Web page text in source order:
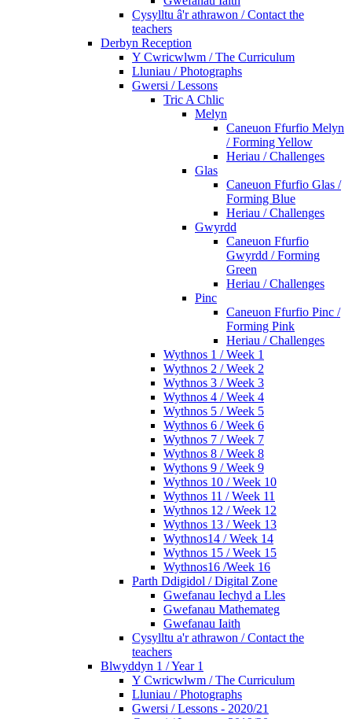
Cysylltu â'r athrawon / Contact the
teachers
Derbyn Reception
Y Cwricwlwm / The Curriculum
Lluniau / Photographs
Gwersi / Lessons
Tric A Chlic
Melyn
Caneuon Ffurfio Melyn
/ Forming Yellow
Heriau / Challenges
Glas
Caneuon Ffurfio Glas /
Forming Blue
Heriau / Challenges
Gwyrdd
Caneuon Ffurfio
Gwyrdd / Forming
Green
Heriau / Challenges
Pinc
Caneuon Ffurfio Pinc /
Forming Pink
Heriau / Challenges
Wythnos 1 / Week 1
Wythnos 2 / Week 2
Wythnos 3 / Week 3
Wythnos 4 / Week 4
Wythnos 5 / Week 5
Wythnos 6 / Week 6
Wythnos 7 / Week 7
Wythnos 8 / Week 8
Wythons 9 / Week 9
Wythnos 10 / Week 10
Wythnos 11 / Week 11
Wythnos 12 / Week 12
Wythnos 13 / Week 13
Wythnos14 / Week 14
Wythnos 15 / Week 15
Wythnos16 /Week 16
Parth Ddigidol / Digital Zone
Gwefanau Iechyd a Lles
Gwefanau Mathemateg
Gwefanau Iaith
Cysylltu a'r athrawon / Contact the
teachers
Blwyddyn 1 / Year 1
Y Cwricwlwm / The Curriculum
Lluniau / Photographs
Gwersi / Lessons - 2020/21